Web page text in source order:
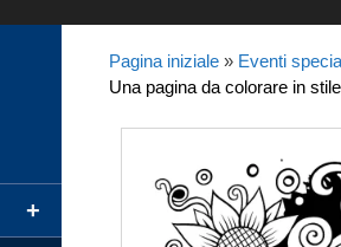
Pagina iniziale» Eventi
Una pagina da colorare in
+